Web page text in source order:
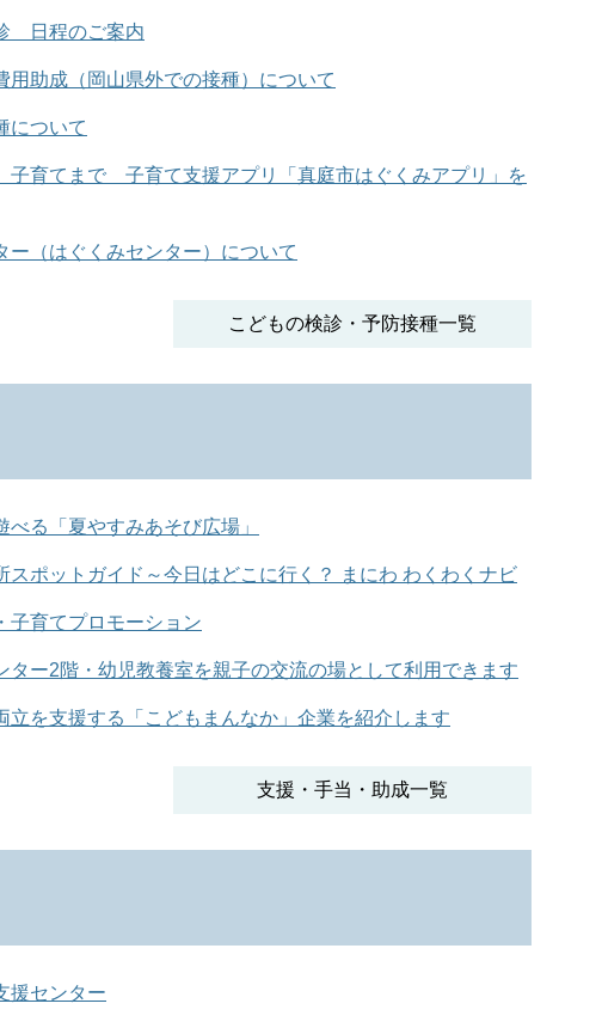
日程のご案内
用助成（岡山県外での接種）について
について
子育てまで 子育て支援アプリ「真庭市はぐくみアプリ」を
ー（はぐくみセンター）について
こどもの検診・予防接種一覧
べる「夏やすみあそび広場」
スポットガイド～今日はどこに行く？ まにわ わくわくナビ
子育てプロモーション
ター2階・幼児教養室を親子の交流の場として利用できます
立を支援する「こどもまんなか」企業を紹介します
支援・手当・助成一覧
援センター